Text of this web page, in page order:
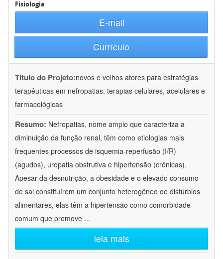
Fisiologia
E-mail
Currículo
Título do Projeto:novos e velhos atores para estratégias
terapêuticas em nefropatias: terapias celulares, acelulares e
farmacológicas
Resumo: Nefropatias, nome amplo que caracteriza a
diminuição da função renal, têm como etiologias mais
frequentes processos de isquemia-reperfusão (I/R)
(agudos), uropatia obstrutiva e hipertensão (crônicas).
Apesar da desnutrição, a obesidade e o elevado consumo
de sal constituírem um conjunto heterogêneo de distúrbios
alimentares, elas têm a hipertensão como comorbidade
comum que promove ...
leia mais